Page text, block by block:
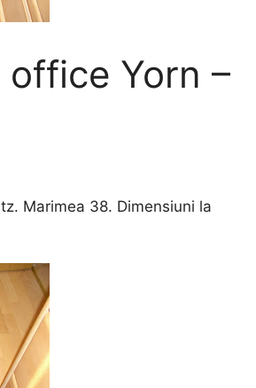
Yorn –
Marimea 38. Dimensiuni la